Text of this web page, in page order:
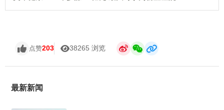
点赞203 38265 浏览
最新新闻